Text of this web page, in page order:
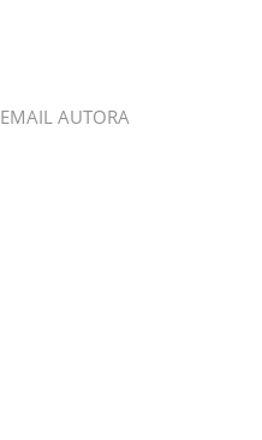
EMAIL AUTORA